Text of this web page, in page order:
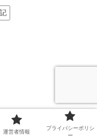
運営者情報
プライバシーポリシ
ー